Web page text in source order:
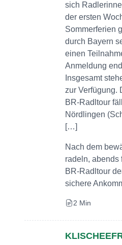
sich
der ersten
Sommerferien
durch Bayern
einen
Anmeldung
Insgesamt
zur Verfügung.
BR-Radltour
Nördlingen
[…]
Nach dem
radeln, abends
BR-Radltour
sichere
2 Min